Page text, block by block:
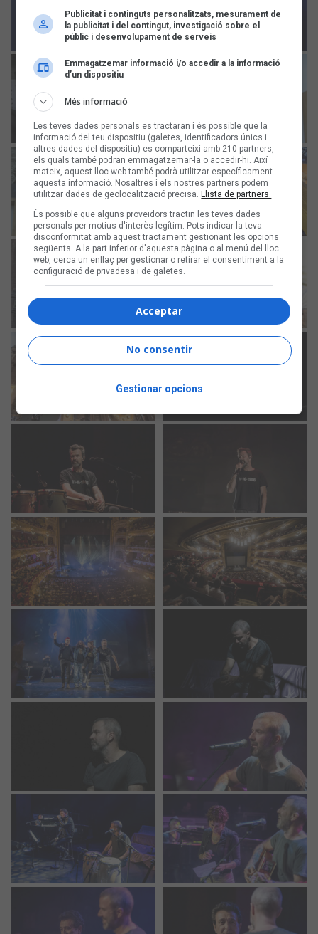
Publicitat i continguts personalitzats, mesurament de
la publicitat i del contingut, investigació sobre el
públic i desenvolupament de serveis
Emmagatzemar informació i/o accedir a la informació
d’un dispositiu
Més informació
Les teves dades personals es tractaran i és possible que la
informació del teu dispositiu (galetes, identificadors únics i
altres dades del dispositiu) es comparteixi amb 210 partners,
els quals també podran emmagatzemar-la o accedir-hi. Així
mateix, aquest lloc web també podrà utilitzar específicament
aquesta informació. Nosaltres i els nostres partners podem
utilitzar dades de geolocalització precisa. Llista de partners.
És possible que alguns proveïdors tractin les teves dades
personals per motius d'interès legítim. Pots indicar la teva
disconformitat amb aquest tractament gestionant les opcions
següents. A la part inferior d'aquesta pàgina o al menú del lloc
web, cerca un enllaç per gestionar o retirar el consentiment a la
configuració de privadesa i de galetes.
Acceptar
No consentir
Gestionar opcions